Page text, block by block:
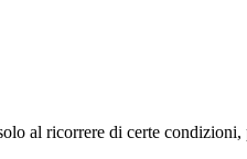
al ricorrere di certe